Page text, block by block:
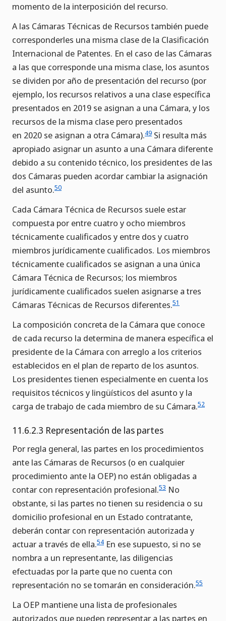
momento de la interposición del recurso.
A las Cámaras Técnicas de Recursos también puede
corresponderles una misma clase de la Clasificación
Internacional de Patentes. En el caso de las Cámaras
a las que corresponde una misma clase, los asuntos
se dividen por año de presentación del recurso (por
ejemplo, los recursos relativos a una clase específica
presentados en 2019 se asignan a una Cámara, y los
recursos de la misma clase pero presentados
en 2020 se asignan a otra Cámara).49 Si resulta más
apropiado asignar un asunto a una Cámara diferente
debido a su contenido técnico, los presidentes de las
dos Cámaras pueden acordar cambiar la asignación
del asunto.50
Cada Cámara Técnica de Recursos suele estar
compuesta por entre cuatro y ocho miembros
técnicamente cualificados y entre dos y cuatro
miembros jurídicamente cualificados. Los miembros
técnicamente cualificados se asignan a una única
Cámara Técnica de Recursos; los miembros
jurídicamente cualificados suelen asignarse a tres
Cámaras Técnicas de Recursos diferentes.51
La composición concreta de la Cámara que conoce
de cada recurso la determina de manera específica el
presidente de la Cámara con arreglo a los criterios
establecidos en el plan de reparto de los asuntos.
Los presidentes tienen especialmente en cuenta los
requisitos técnicos y lingüísticos del asunto y la
carga de trabajo de cada miembro de su Cámara.52
11.6.2.3 Representación de las partes
Por regla general, las partes en los procedimientos
ante las Cámaras de Recursos (o en cualquier
procedimiento ante la OEP) no están obligadas a
contar con representación profesional.53 No
obstante, si las partes no tienen su residencia o su
domicilio profesional en un Estado contratante,
deberán contar con representación autorizada y
actuar a través de ella.54 En ese supuesto, si no se
nombra a un representante, las diligencias
efectuadas por la parte que no cuenta con
representación no se tomarán en consideración.55
La OEP mantiene una lista de profesionales
autorizados que pueden representar a las partes en